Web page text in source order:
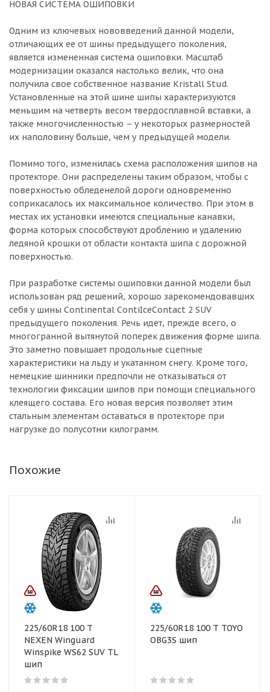
НОВАЯ СИСТЕМА ОШИПОВКИ
Одним из ключевых нововведений данной модели,
отличающих ее от шины предыдущего поколения,
является измененная система ошиповки. Масштаб
модернизации оказался настолько велик, что она
получила свое собственное название Kristall Stud.
Установленные на этой шине шипы характеризуются
меньшим на четверть весом твердосплавной вставки, а
также многочисленностью – у некоторых размерностей
их наполовину больше, чем у предыдущей модели.
Помимо того, изменилась схема расположения шипов на
протекторе. Они распределены таким образом, чтобы с
поверхностью обледенелой дороги одновременно
соприкасалось их максимальное количество. При этом в
местах их установки имеются специальные канавки,
форма которых способствуют дроблению и удалению
ледяной крошки от области контакта шипа с дорожной
поверхностью.
При разработке системы ошиповки данной модели был
использован ряд решений, хорошо зарекомендовавших
себя у шины Continental ContiIceContact 2 SUV
предыдущего поколения. Речь идет, прежде всего, о
многогранной вытянутой поперек движения форме шипа.
Это заметно повышает продольные сцепные
характеристики на льду и укатанном снегу. Кроме того,
немецкие шинники предпочли не отказываться от
технологии фиксации шипов при помощи специального
клеящего состава. Его новая версия позволяет этим
стальным элементам оставаться в протекторе при
нагрузке до полусотни килограмм.
Похожие
225/60R18 100 T
NEXEN Winguard
Winspike WS62 SUV TL
шип
225/60R18 100 T TOYO
OBG3S шип